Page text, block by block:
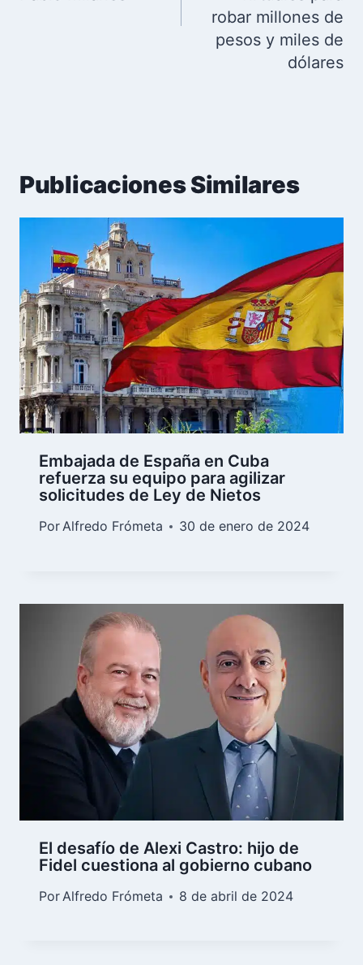
robar millones de
pesos y miles de
dólares
Publicaciones Similares
Embajada de España en Cuba
refuerza su equipo para agilizar
solicitudes de Ley de Nietos
PorAlfredo Frómeta 30 de enero de 2024
El desafío de Alexi Castro: hijo de
Fidel cuestiona al gobierno cubano
PorAlfredo Frómeta 8 de abril de 2024